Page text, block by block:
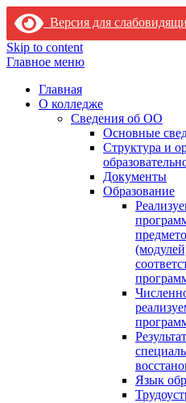
Версия для
Skip to content
Главное меню
Главная
О колледже
Сведения об ОО
Основные
Структура и
Документы
Образование
Язык